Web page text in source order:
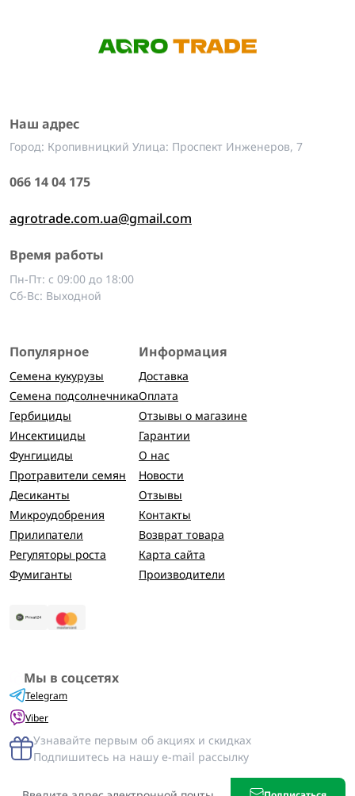
Наш адрес
Город: Кропивницкий Улица: Проспект Инженеров, 7
066 14 04 175
agrotrade.com.ua@gmail.com
Время работы
Пн-Пт: с 09:00 до 18:00
Сб-Вс: Выходной
Популярное
Семена кукурузы
Семена подсолнечника
Гербициды
Инсектициды
Фунгициды
Протравители семян
Десиканты
Микроудобрения
Прилипатели
Регуляторы роста
Фумиганты
Информация
Доставка
Оплата
Отзывы о магазине
Гарантии
О нас
Новости
Отзывы
Контакты
Возврат товара
Карта сайта
Производители
Мы в соцсетях
Telegram
Viber
Узнавайте первым об акциях и скидках
Подпишитесь на нашу e-mail рассылку